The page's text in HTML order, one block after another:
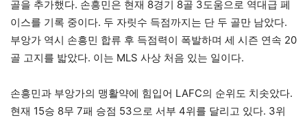
골을 추가했다. 손흥민은 현재 8경기 8골 3도움으로 역대급 페
이스를 기록 중이다. 두 자릿수 득점까지는 단 두 골만 남았다.
부앙가 역시 손흥민 합류 후 득점력이 폭발하며 세 시즌 연속 20
골 고지를 밟았다. 이는 MLS 사상 처음 있는 일이다.
손흥민과 부앙가의 맹활약에 힘입어 LAFC의 순위도 치솟았다.
현재 15승 8무 7패 승점 53으로 서부 4위를 달리고 있다. 3위